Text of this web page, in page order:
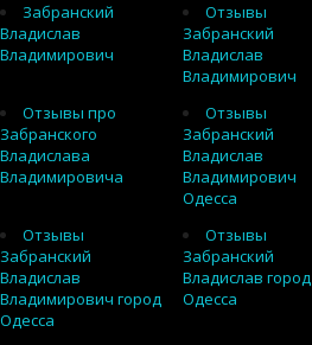
Забранский
Владислав
Владимирович
Отзывы
Забранский
Владислав
Владимирович
Отзывы про
Забранского
Владислава
Владимировича
Отзывы
Забранский
Владислав
Владимирович
Одесса
Отзывы
Забранский
Владислав
Владимирович город
Одесса
Отзывы
Забранский
Владислав город
Одесса